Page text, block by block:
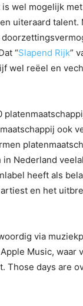
is wel mogelijk
uiteraard talent.
“Slapend Rijk”
wel reëel en
ook
Nederland
heeft als
en het
via
Music, waar
Those days are